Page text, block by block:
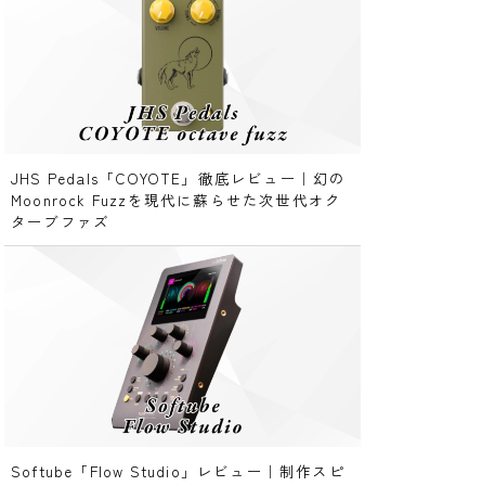
JHS Pedals「COYOTE」徹底レビュー｜幻の
Moonrock Fuzzを現代に蘇らせた次世代オク
ターブファズ
Softube「Flow Studio」レビュー｜制作スピ